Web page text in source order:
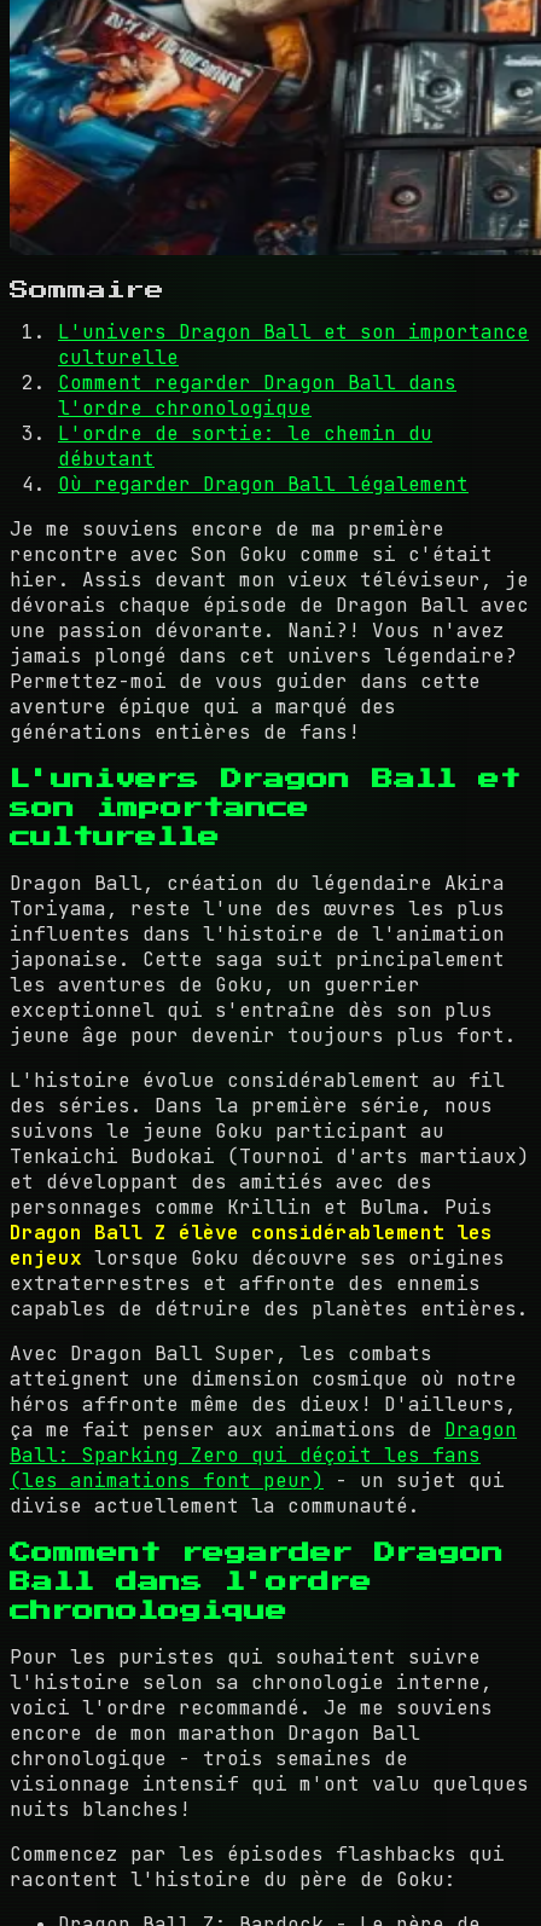
Sommaire
L'univers Dragon Ball et son importance
culturelle
Comment regarder Dragon Ball dans
l'ordre chronologique
L'ordre de sortie: le chemin du
débutant
Où regarder Dragon Ball légalement
Je me souviens encore de ma première
rencontre avec Son Goku comme si c'était
hier. Assis devant mon vieux téléviseur, je
dévorais chaque épisode de Dragon Ball avec
une passion dévorante. Nani?! Vous n'avez
jamais plongé dans cet univers légendaire?
Permettez-moi de vous guider dans cette
aventure épique qui a marqué des
générations entières de fans!
L'univers Dragon Ball et
son importance
culturelle
Dragon Ball, création du légendaire Akira
Toriyama, reste l'une des œuvres les plus
influentes dans l'histoire de l'animation
japonaise. Cette saga suit principalement
les aventures de Goku, un guerrier
exceptionnel qui s'entraîne dès son plus
jeune âge pour devenir toujours plus fort.
L'histoire évolue considérablement au fil
des séries. Dans la première série, nous
suivons le jeune Goku participant au
Tenkaichi Budokai (Tournoi d'arts martiaux)
et développant des amitiés avec des
personnages comme Krillin et Bulma. Puis
Dragon Ball Z élève considérablement les
enjeux lorsque Goku découvre ses origines
extraterrestres et affronte des ennemis
capables de détruire des planètes entières.
Avec Dragon Ball Super, les combats
atteignent une dimension cosmique où notre
héros affronte même des dieux! D'ailleurs,
ça me fait penser aux animations de Dragon
Ball: Sparking Zero qui déçoit les fans
(les animations font peur) - un sujet qui
divise actuellement la communauté.
Comment regarder Dragon
Ball dans l'ordre
chronologique
Pour les puristes qui souhaitent suivre
l'histoire selon sa chronologie interne,
voici l'ordre recommandé. Je me souviens
encore de mon marathon Dragon Ball
chronologique - trois semaines de
visionnage intensif qui m'ont valu quelques
nuits blanches!
Commencez par les épisodes flashbacks qui
racontent l'histoire du père de Goku: